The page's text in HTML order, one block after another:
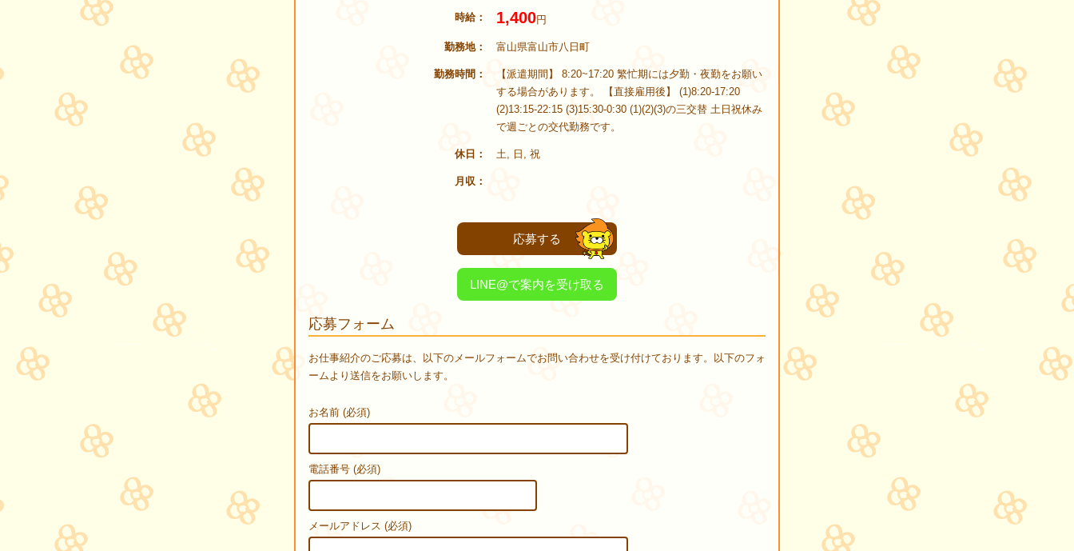
時給 1,400円
勤務地 富山県富山市八日町
勤務時間
【派遣期間】 8:20~17:20 繁忙期には夕勤・夜勤をお願い
する場合があります。 【直接雇用後】 (1)8:20-17:20
(2)13:15-22:15 (3)15:30-0:30 (1)(2)(3)の三交替 土日祝休み
で週ごとの交代勤務です。
休日 土, 日, 祝
月収
応募する
LINE@で案内を受け取る
応募フォーム
お仕事紹介のご応募は、以下のメールフォームでお問い合わせを受け付けております。以下のフォ
ームより送信をお願いします。
お名前 (必須)
電話番号 (必須)
メールアドレス (必須)